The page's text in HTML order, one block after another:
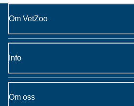
Om VetZoo
Info
Om oss